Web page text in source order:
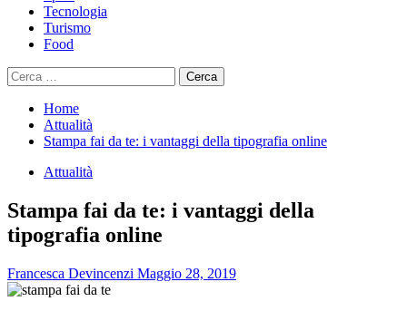
Tecnologia
Turismo
Food
Ricerca
per:
Home
Attualità
Stampa fai da te: i vantaggi della tipografia online
Attualità
Stampa fai da te: i vantaggi della
tipografia online
Francesca Devincenzi Maggio 28, 2019